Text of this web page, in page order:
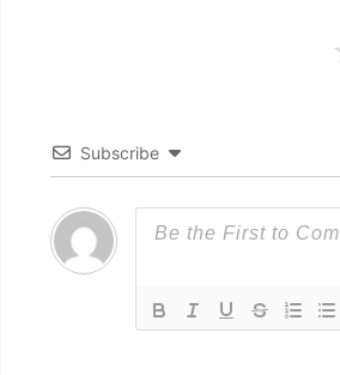
Subscribe